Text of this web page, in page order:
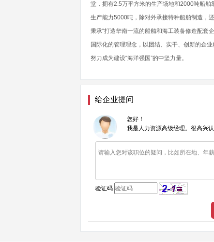
堂，拥有2.5万平方米的生产场地和2000吨船
生产能力5000吨，除对外承接特种船舶制造，
秉承“打造华南一流的船舶和海工装备修造配套
国际化的管理理念，以团结、实干、创新的企
努力成为建设“海洋强国”的中坚力量。
给企业提问
您好！
我是人力资源高级经理。很高兴
验证码